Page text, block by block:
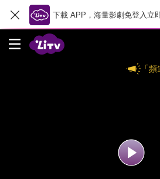
下載 APP，海量影劇免登入立
「